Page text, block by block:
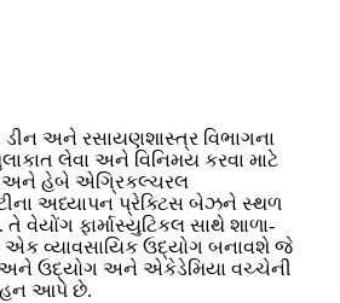
ડીન અને રસાયણશાસ્ત્ર વિભાગના
લેવા અને વિનિમય કરવા માટે
અને હેબે એગ્રિકલ્ચરલ
અધ્યાપન પ્રેક્ટિસ બેઝને સ્થળ
વેયોંગ ફાર્માસ્યુટિકલ સાથે શાળા-
વ્યાવસાયિક ઉદ્યોગ બનાવશે જે
ઉદ્યોગ અને એકેડેમિયા વચ્ચેની
આપે છે.